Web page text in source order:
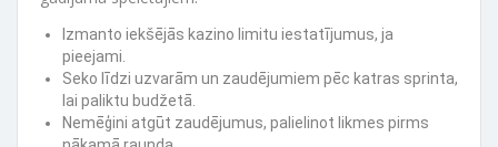
Izmanto iekšējās kazino limitu iestatījumus, ja
pieejami.
Seko līdzi uzvarām un zaudējumiem pēc katras sprinta,
lai paliktu budžetā.
Nemēģini atgūt zaudējumus, palielinot likmes pirms